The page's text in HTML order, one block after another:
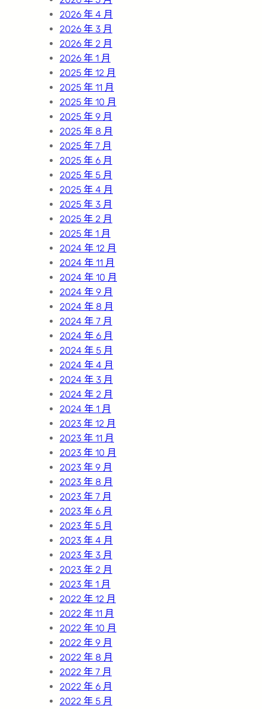
2026 年 4 月
2026 年 3 月
2026 年 2 月
2026 年 1 月
2025 年 12 月
2025 年 11 月
2025 年 10 月
2025 年 9 月
2025 年 8 月
2025 年 7 月
2025 年 6 月
2025 年 5 月
2025 年 4 月
2025 年 3 月
2025 年 2 月
2025 年 1 月
2024 年 12 月
2024 年 11 月
2024 年 10 月
2024 年 9 月
2024 年 8 月
2024 年 7 月
2024 年 6 月
2024 年 5 月
2024 年 4 月
2024 年 3 月
2024 年 2 月
2024 年 1 月
2023 年 12 月
2023 年 11 月
2023 年 10 月
2023 年 9 月
2023 年 8 月
2023 年 7 月
2023 年 6 月
2023 年 5 月
2023 年 4 月
2023 年 3 月
2023 年 2 月
2023 年 1 月
2022 年 12 月
2022 年 11 月
2022 年 10 月
2022 年 9 月
2022 年 8 月
2022 年 7 月
2022 年 6 月
2022 年 5 月